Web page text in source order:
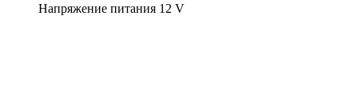
Напряжение питания 12 V